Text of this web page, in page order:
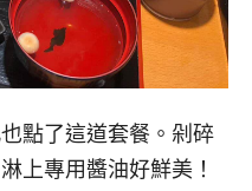
點了這道套餐。剁碎
上專用醬油好鮮美！